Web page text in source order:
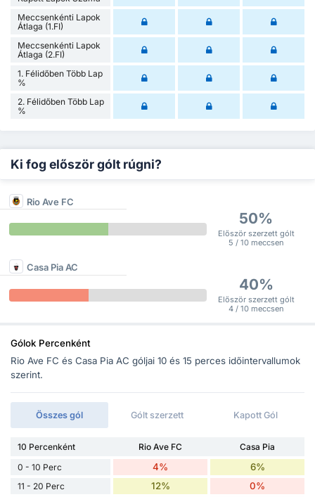
Meccsenkénti Lapok
Átlaga (1.FI)
Meccsenkénti Lapok
Átlaga (2.FI)
1. Félidőben Több Lap
%
2. Félidőben Több Lap
%
Ki fog először gólt rúgni?
Rio Ave FC
50%
Először szerzett gólt
5 / 10 meccsen
Casa Pia AC
40%
Először szerzett gólt
4 / 10 meccsen
Gólok Percenként
Rio Ave FC és Casa Pia AC góljai 10 és 15 perces időintervallumok
szerint.
Összes gól Gólt szerzett Kapott Gól
10 Percenként Rio Ave FC
Casa Pia
0 - 10 Perc
4% 6%
11 - 20 Perc 12% 0%